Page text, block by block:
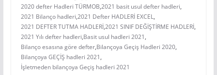
2020 defter Hadleri TÜRMOB,2021 basit usul defter hadleri,
2021 Bilanço hadleri,2021 Defter HADLERİ EXCEL,
2021 DEFTER TUTMA HADLERİ,2021 SINIF DEĞİŞTİRME HADLERİ,
2021 Yılı defter hadleri,Basit usul hadleri 2021,
Bilanço esasına göre defter,Bilançoya Geçiş Hadleri 2020,
Bilançoya GEÇİŞ hadleri 2021,
İşletmeden bilançoya Geçiş hadleri 2021